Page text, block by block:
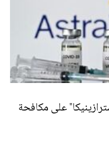
على مكافحة